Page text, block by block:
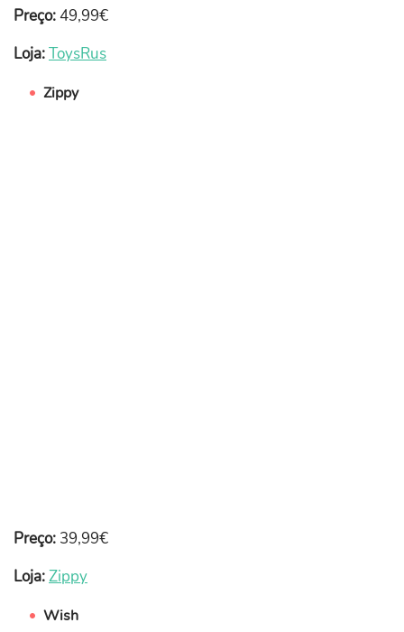
Preço:49,99€
Loja:ToysRus
Zippy
Preço: 39,99€
Loja:Zippy
Wish